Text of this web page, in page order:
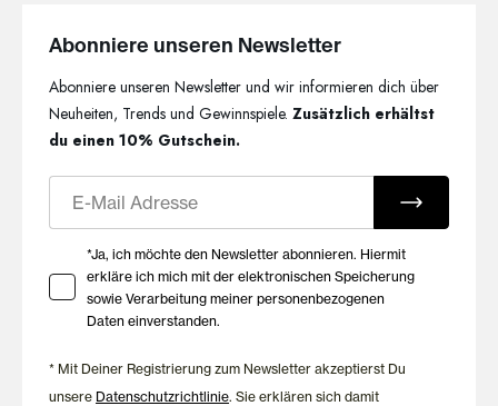
Abonniere unseren Newsletter
Abonniere unseren Newsletter und wir informieren dich über
Neuheiten, Trends und Gewinnspiele.Zusätzlich erhältst
du einen 10% Gutschein.
Ihre Zustimmung zu Marketing E-Mails
*Ja, ich möchte den Newsletter abonnieren. Hiermit
erkläre ich mich mit der elektronischen Speicherung
sowie Verarbeitung meiner personenbezogenen
Daten einverstanden.
* Mit Deiner Registrierung zum Newsletter akzeptierst Du
unsere Datenschutzrichtlinie. Sie erklären sich damit